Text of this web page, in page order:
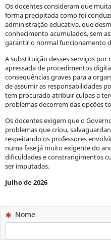
Os docentes consideram que
forma precipitada como foi
administração educativa, que
conhecimento acumulados, sem
garantir o normal funcionamento
A substituição desses serviços por
apressada de procedimentos
consequências graves para a
de assumir as responsabilidades
tem procurado atribuir culpas a
problemas decorrem das opções
Os docentes exigem que o
problemas que criou,
respeitando os professores
numa fase já muito exigente do
dificuldades e constrangimentos
ser imputadas.
Julho de 2026
(Esta questão é obrigatória)
Nome